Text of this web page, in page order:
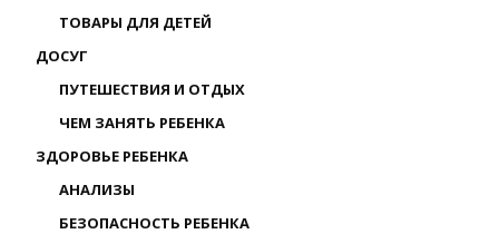
ТОВАРЫ ДЛЯ ДЕТЕЙ
ДОСУГ
ПУТЕШЕСТВИЯ И ОТДЫХ
ЧЕМ ЗАНЯТЬ РЕБЕНКА
ЗДОРОВЬЕ РЕБЕНКА
АНАЛИЗЫ
БЕЗОПАСНОСТЬ РЕБЕНКА